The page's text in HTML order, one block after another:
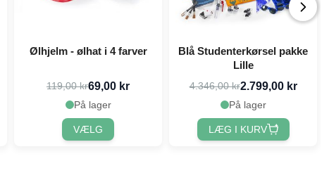
Ølhjelm - ølhat i 4 farver
119,00 kr69,00 kr
På lager
VÆLG
Blå Studenterkørsel pakke
Lille
4.346,00 kr2.799,00 kr
På lager
LÆG I KURV